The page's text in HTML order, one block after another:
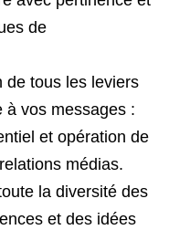
de
de tous les leviers
à vos messages :
et opération de
médias.
la diversité des
et des idées